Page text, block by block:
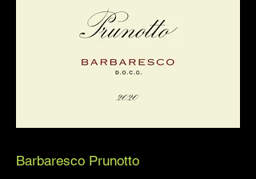
Barbaresco Prunotto